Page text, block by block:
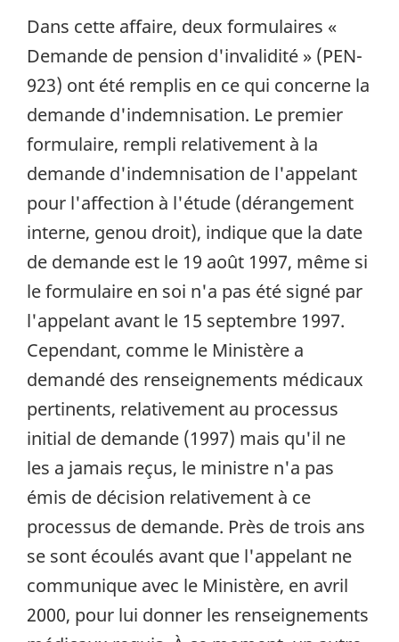
Dans cette affaire, deux formulaires «
Demande de pension d'invalidité » (PEN-
923) ont été remplis en ce qui concerne la
demande d'indemnisation. Le premier
formulaire, rempli relativement à la
demande d'indemnisation de l'appelant
pour l'affection à l'étude (dérangement
interne, genou droit), indique que la date
de demande est le 19 août 1997, même si
le formulaire en soi n'a pas été signé par
l'appelant avant le 15 septembre 1997.
Cependant, comme le Ministère a
demandé des renseignements médicaux
pertinents, relativement au processus
initial de demande (1997) mais qu'il ne
les a jamais reçus, le ministre n'a pas
émis de décision relativement à ce
processus de demande. Près de trois ans
se sont écoulés avant que l'appelant ne
communique avec le Ministère, en avril
2000, pour lui donner les renseignements